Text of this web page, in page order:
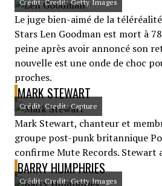
Crédit: Credit: Getty Images
Le juge bien-aimé de la
Stars Len Goodman est mort à
peine après avoir annoncé son
nouvelle est une onde de choc
proches.
MARK STEWART
Crédit: Credit: Capture
Mark Stewart, chanteur et
groupe post-punk britannique
confirme Mute Records. Stewart
BARRY HUMPHRIES
Crédit: Credit: Getty Images